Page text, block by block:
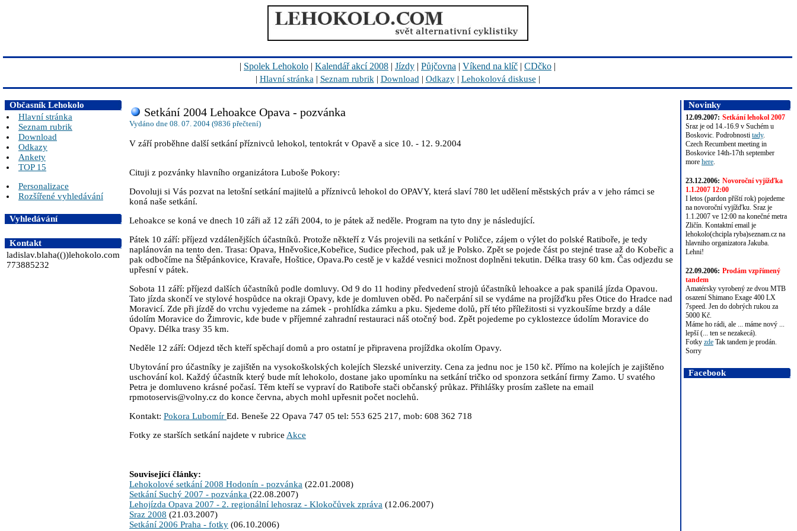
| Spolek Lehokolo | Kalendář akcí 2008 | Jízdy | Půjčovna | Víkend na klíč | CDčko |
| Hlavní stránka | Seznam rubrik | Download | Odkazy| Lehokolová diskuse |
Občasník Lehokolo
Hlavní stránka
Seznam rubrik
Download
Odkazy
Ankety
TOP 15
Personalizace
Rozšířené vyhledávání
Vyhledávání
Kontakt
ladislav.blaha(())lehokolo.com
773885232
Setkání 2004 Lehoakce Opava - pozvánka
Vydáno dne 08. 07. 2004 (9836 přečtení)
V září proběhne další setkání příznivců lehokol, tentokrát v Opavě a sice 10. - 12. 9.2004
Cituji z pozvánky hlavního organizátora Luboše Pokory:
Dovoluji si Vás pozvat na letošní setkání majitelů a příznivců lehokol do OPAVY, která slaví 780 let udělení městských práv a v jeho rámci se
koná naše setkání.
Lehoakce se koná ve dnech 10 záři až 12 záři 2004, to je pátek až neděle. Program na tyto dny je následující.
Pátek 10 září: příjezd vzdálenějších účastníků. Protože někteří z Vás projevili na setkání v Poličce, zájem o výlet do polské Ratiboře, je tedy
naplánován na tento den. Trasa: Opava, Hněvošice,Kobeřice, Sudice přechod, pak už je Polsko. Zpět se pojede část po stejné trase až do Kobeřic a
pak odbočíme na Štěpánkovice, Kravaře, Hoštice, Opava.Po cestě je v každé vesnici možnost doplněni tekutin. Délka trasy 60 km. Čas odjezdu se
upřesní v pátek.
Sobota 11 září: příjezd dalších účastníků podle domluvy. Od 9 do 11 hodiny předvedení strojů účastníků lehoakce a pak spanilá jízda Opavou.
Tato jízda skončí ve stylové hospůdce na okraji Opavy, kde je domluven oběd. Po načerpání sil se vydáme na projížďku přes Otice do Hradce nad
Moravicí. Zde při jízdě do vrchu vyjedeme na zámek - prohlídka zámku a pku. Sjedeme dolů, pří této příležitosti si vyzkoušíme brzdy a dále
údolím Moravice do Žimrovic, kde bude v příjemné zahradní restauraci náš otočný bod. Zpět pojedeme po cyklostezce údolím Moravice do
Opavy. Délka trasy 35 km.
Neděle 12 září: Odjezd těch kteří spěchají domů a pro ostatní je připravena projíždka okolím Opavy.
Ubytování pro účastníky je zajištěn na vysokoškolských kolejích Slezské univerzity. Cena za jednu noc je 150 kč. Přímo na kolejích je zajištěno
uschování kol. Každý účastník který bude mít lehokolo, dostane jako upomínku na setkání tričko od sponzora setkání firmy Zamo. U svatého
Petra je domluveno krásné počasí. Těm kteří se vypraví do Ratiboře stači občanský průkaz. Přihlášky prosím zašlete na email
rpmotoservis@volny.cz do konce června, abych mohl upřesnit počet noclehů.
Kontakt: Pokora Lubomír Ed. Beneše 22 Opava 747 05 tel: 553 625 217, mob: 608 362 718
Fotky ze starších setkání najdete v rubrice Akce
Související články:
Lehokolové setkání 2008 Hodonín - pozvánka (22.01.2008)
Setkání Suchý 2007 - pozvánka (22.08.2007)
Lehojízda Opava 2007 - 2. regionální lehosraz - Klokočůvek zpráva (12.06.2007)
Sraz 2008 (21.03.2007)
Setkání 2006 Praha - fotky (06.10.2006)
Novinky
12.09.2007: Setkání lehokol 2007
Sraz je od 14.-16.9 v Suchém u
Boskovic. Podrobnosti tady.
Czech Recumbent meeting in
Boskovice 14th-17th september
more here.
23.12.2006: Novoroční vyjížďka
1.1.2007 12:00
I letos (pardon příští rok) pojedeme
na novoroční vyjížďku. Sraz je
1.1.2007 ve 12:00 na konečné metra
Zličín. Kontaktní email je
lehokolo(chcipla ryba)seznam.cz na
hlavniho organizatora Jakuba.
Lehni!
22.09.2006: Prodám vzpřímený
tandem
Amatérsky vyrobený ze dvou MTB
osazení Shimano Exage 400 LX
7speed. Jen do dobrých rukou za
5000 Kč.
Máme ho rádi, ale ... máme nový ...
lepší (... ten se nezakecá).
Fotky zde Tak tandem je prodán.
Sorry
Facebook